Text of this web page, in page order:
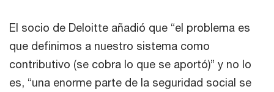
El socio de Deloitte añadió que “el problema es
que definimos a nuestro sistema como
contributivo (se cobra lo que se aportó)” y no lo
es, “una enorme parte de la seguridad social se